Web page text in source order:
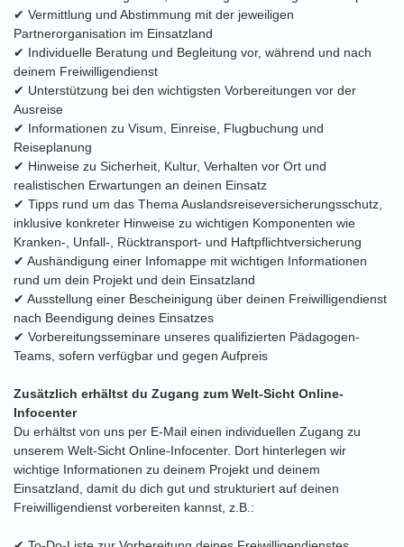
✔ Vermittlung und Abstimmung mit der jeweiligen
Partnerorganisation im Einsatzland
✔ Individuelle Beratung und Begleitung vor, während und nach
deinem Freiwilligendienst
✔ Unterstützung bei den wichtigsten Vorbereitungen vor der
Ausreise
✔ Informationen zu Visum, Einreise, Flugbuchung und
Reiseplanung
✔ Hinweise zu Sicherheit, Kultur, Verhalten vor Ort und
realistischen Erwartungen an deinen Einsatz
✔ Tipps rund um das Thema Auslandsreiseversicherungsschutz,
inklusive konkreter Hinweise zu wichtigen Komponenten wie
Kranken-, Unfall-, Rücktransport- und Haftpflichtversicherung
✔ Aushändigung einer Infomappe mit wichtigen Informationen
rund um dein Projekt und dein Einsatzland
✔ Ausstellung einer Bescheinigung über deinen Freiwilligendienst
nach Beendigung deines Einsatzes
✔ Vorbereitungsseminare unseres qualifizierten Pädagogen-
Teams, sofern verfügbar und gegen Aufpreis
Zusätzlich erhältst du Zugang zum Welt-Sicht Online-
Infocenter
Du erhältst von uns per E-Mail einen individuellen Zugang zu
unserem Welt-Sicht Online-Infocenter. Dort hinterlegen wir
wichtige Informationen zu deinem Projekt und deinem
Einsatzland, damit du dich gut und strukturiert auf deinen
Freiwilligendienst vorbereiten kannst, z.B.: